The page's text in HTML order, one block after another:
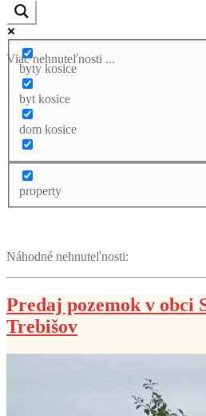
Viac nehnuteľnosti ...
byty kosice
byt kosice
dom kosice
property
Náhodné nehnuteľnosti:
Predaj pozemok v obci
Trebišov